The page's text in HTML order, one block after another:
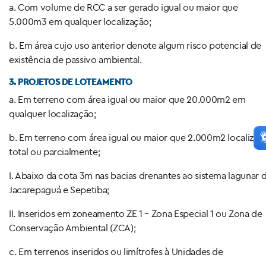
a. Com volume de RCC a ser gerado igual ou maior que
5.000m3 em qualquer localização;
b. Em área cujo uso anterior denote algum risco potencial de
existência de passivo ambiental.
3. PROJETOS DE LOTEAMENTO
a. Em terreno com área igual ou maior que 20.000m2 em
qualquer localização;
b. Em terreno com área igual ou maior que 2.000m2
total ou parcialmente;
I. Abaixo da cota 3m nas bacias drenantes ao sistema lagunar
Jacarepaguá e Sepetiba;
II. Inseridos em zoneamento ZE 1 – Zona Especial 1 ou Zona de
Conservação Ambiental (ZCA);
c. Em terrenos inseridos ou limítrofes à Unidades de